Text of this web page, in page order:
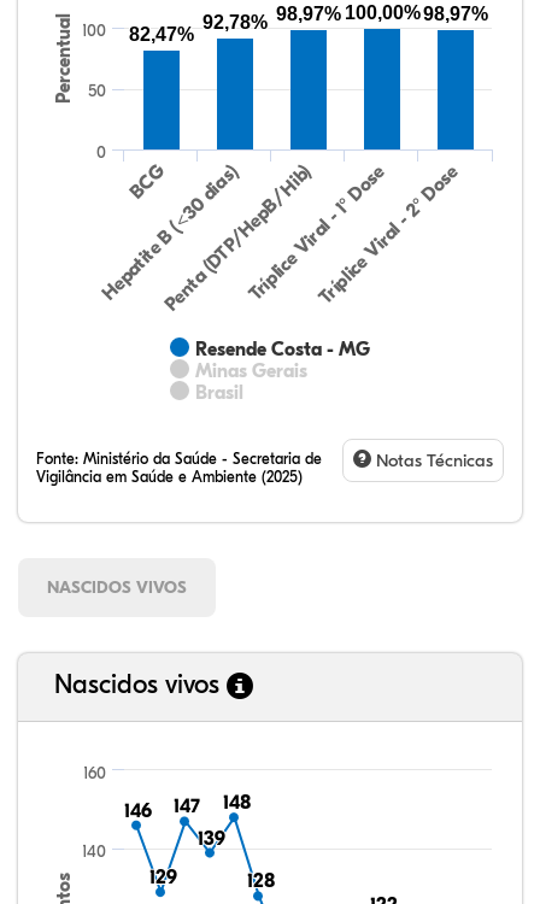
Percentual
Resende Costa - MG
Minas Gerais
Brasil
BCG
Hepatite B (<30 dias)
Penta (DTP/HepB/Hib)Tríplice Viral - 1° Dose
Tríplice Viral - 2° Dose
0
50
100 82,47%
92,78% 98,97% 100,00%98,97%
Fonte: Ministério da Saúde - Secretaria de
Vigilância em Saúde e Ambiente (2025)
Notas Técnicas
NASCIDOS VIVOS
Nascidos vivos
146
146
129
129
147
147
139
139
148
148
128
128
140
160